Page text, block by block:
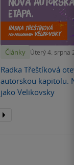
Články Úterý 4. srpna
Radka Třeštíková
autorskou kapitolu.
jako Velikovsky